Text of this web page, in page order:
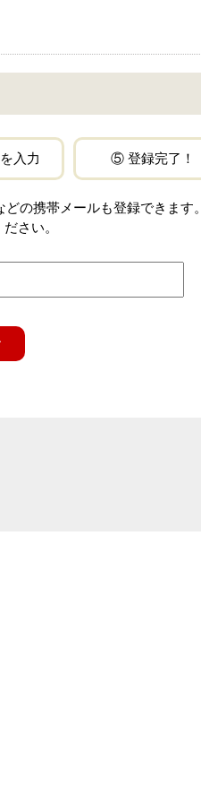
入力 ⑤ 登録完了！
の携帯メールも登録できます。
さい。